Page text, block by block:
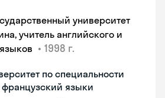
университет
учитель английского и
• 1998 г.
по специальности
языки